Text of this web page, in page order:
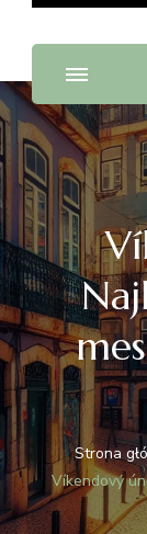
Strona
Víkendový